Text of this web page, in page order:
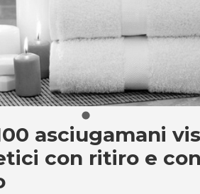
100
asciugamani
con ritiro e